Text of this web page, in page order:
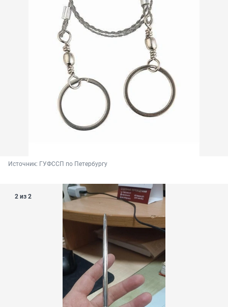
Источник: ГУФССП по Петербургу
2 из 2